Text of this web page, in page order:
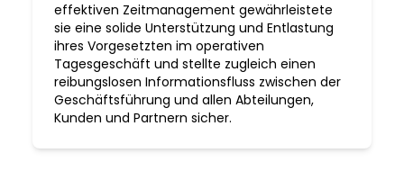
effektiven Zeitmanagement gewährleistete
sie eine solide Unterstützung und Entlastung
ihres Vorgesetzten im operativen
Tagesgeschäft und stellte zugleich einen
reibungslosen Informationsfluss zwischen der
Geschäftsführung und allen Abteilungen,
Kunden und Partnern sicher.